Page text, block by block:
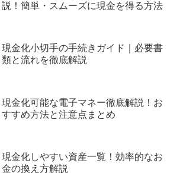
説！簡単・スムーズに現金を得る方法
現金化小切手の手続きガイド｜必要書
類と流れを徹底解説
現金化可能な電子マネー徹底解説！お
すすめ方法と注意点まとめ
現金化しやすい資産一覧！効率的なお
金の換え方解説